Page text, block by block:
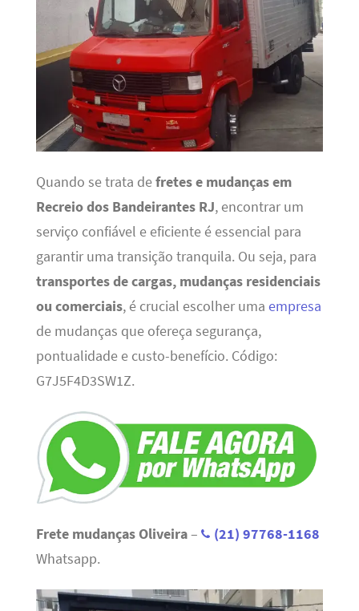
Quando se trata defretes e mudanças em
Recreio dos Bandeirantes RJ, encontrar um
serviço confiável e eficiente é essencial para
garantir uma transição tranquila. Ou seja, para
transportes de cargas, mudanças residenciais
ou comerciais, é crucial escolher uma empresa
de mudanças que ofereça segurança,
pontualidade e custo-benefício. Código:
G7J5F4D3SW1Z.
Frete mudanças Oliveira–
(21) 97768-1168
Whatsapp.